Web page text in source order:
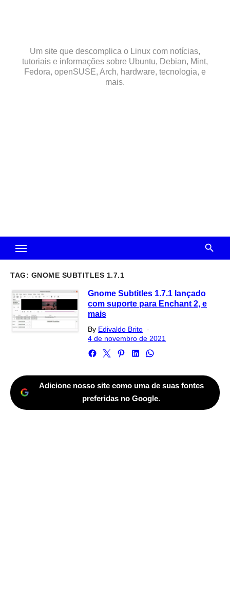
Um site que descomplica o Linux com notícias,
tutoriais e informações sobre Ubuntu, Debian, Mint,
Fedora, openSUSE, Arch, hardware, tecnologia, e
mais.
TAG: GNOME SUBTITLES 1.7.1
Gnome Subtitles 1.7.1 lançado
com suporte para Enchant 2, e
mais
By Edivaldo Brito
on
4 de novembro de 2021
Adicione nosso site como uma de suas fontes
preferidas no Google.